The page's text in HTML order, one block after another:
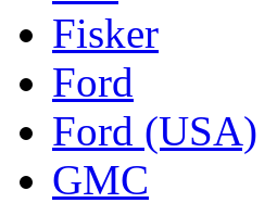
Fisker
Ford
Ford (USA)
GMC